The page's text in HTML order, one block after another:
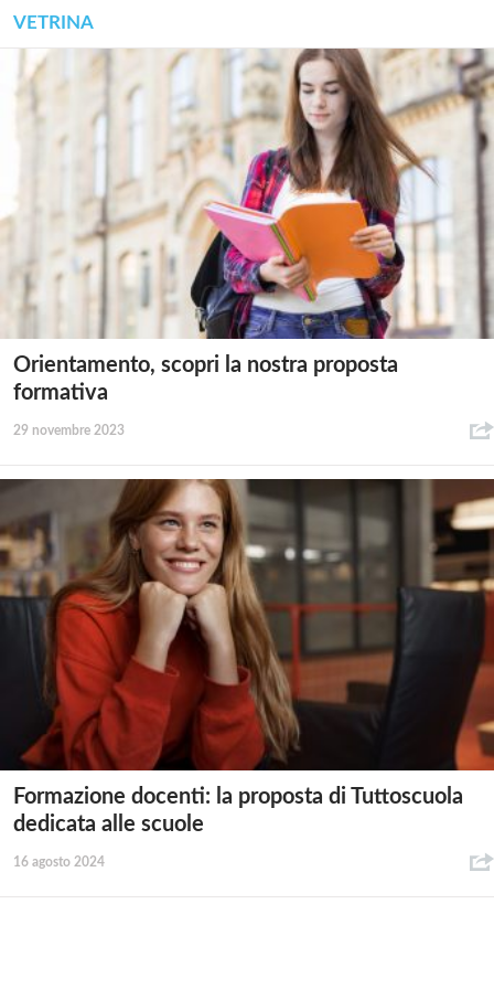
VETRINA
Orientamento, scopri la nostra proposta
formativa
29 novembre 2023
Formazione docenti: la proposta di Tuttoscuola
dedicata alle scuole
16 agosto 2024